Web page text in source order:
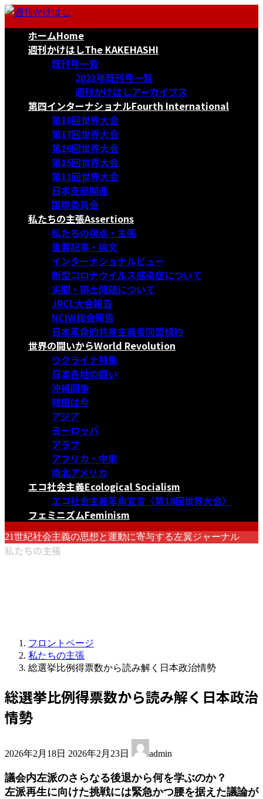
コ
ナ
ホームHome
週刊かけはしThe KAKEHASHI
既刊号一覧
2021年既刊号一覧
週刊かけはしアーカイブス
第四インターナショナルFourth International
第18回世界大会
第17回世界大会
第16回世界大会
第15回世界大会
第11回世界大会
日本支部関連
国際委員会
私たちの主張Assertions
私たちの視点・主張
重要記事・論文
インターナショナルビュー
新型コロナウイルス感染症について
尖閣・領土問題について
JRCL大会報告
NCIW総会報告
日本革命的共産主義者同盟規約
世界の闘いからWorld Revolution
ウクライナ特集
日本各地の闘い
沖縄闘争
韓国は今
アジア
ヨーロッパ
アラブ
アフリカ・中東
南北アメリカ
エコ社会主義Ecological Socialism
エコ社会主義革命宣言〈第18回世界大会〉
フェミニズムFeminism
21世紀社会主義の思想と運動に寄与する左翼ジャーナル
私たちの主張
フロントページ
私たちの主張
総選挙比例得票数から読み解く日本政治情勢
総選挙比例得票数から読み解く日本政治
情勢
2026年2月18日 終
新
日
2026年2月23日 admin
議会内左派のさらなる後退から何を学ぶのか？
左派再生に向けた挑戦には緊急かつ腰を据えた議論が